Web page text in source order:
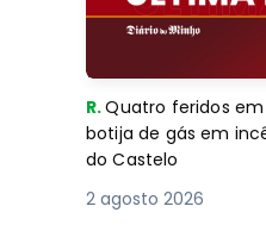
R.Quatro feridos
botija de gás em
do Castelo
2 agosto 2026